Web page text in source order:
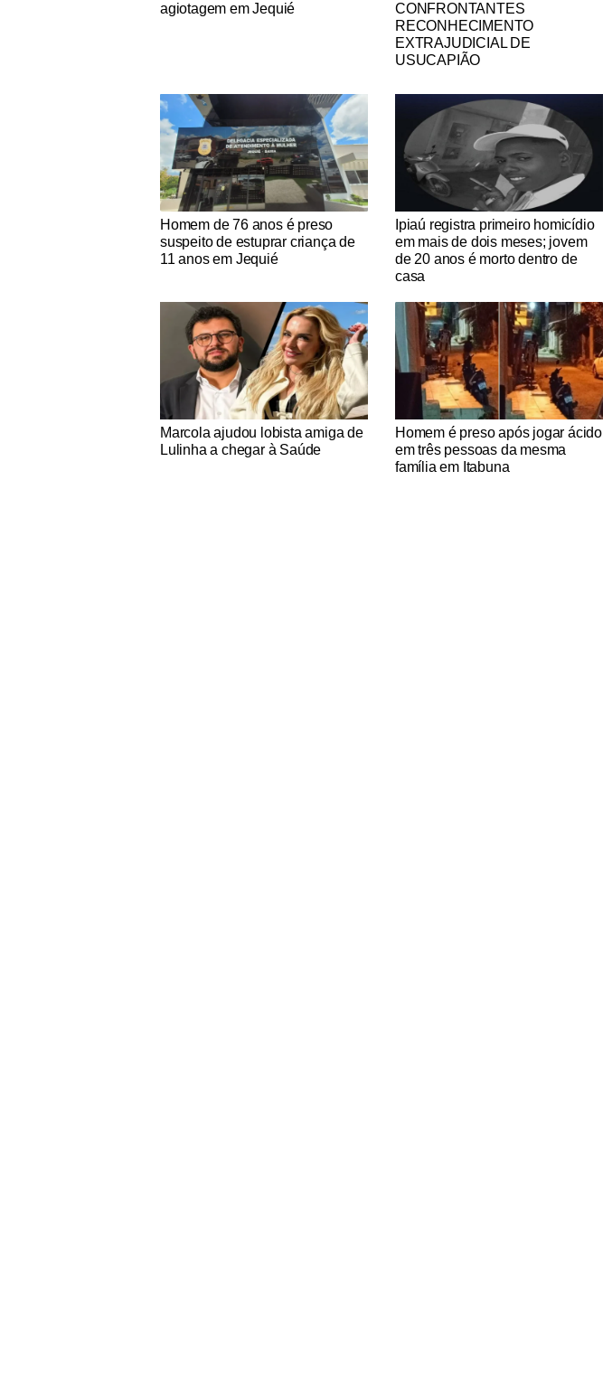
agiotagem em Jequié
CONFRONTANTES
RECONHECIMENTO
EXTRAJUDICIAL DE
USUCAPIÃO
Notícias Católicas
Homem de 76 anos é preso
suspeito de estuprar criança de
11 anos em Jequié
Notícias Católicas
Ipiaú registra primeiro homicídio
em mais de dois meses; jovem
de 20 anos é morto dentro de
casa
Notícias Católicas
Marcola ajudou lobista amiga de
Lulinha a chegar à Saúde
Notícias Católicas
Homem é preso após jogar ácido
em três pessoas da mesma
família em Itabuna